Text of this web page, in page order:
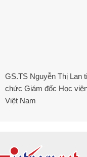
GS.TS Nguyễn Thị Lan
chức Giám đốc Học
Việt Nam